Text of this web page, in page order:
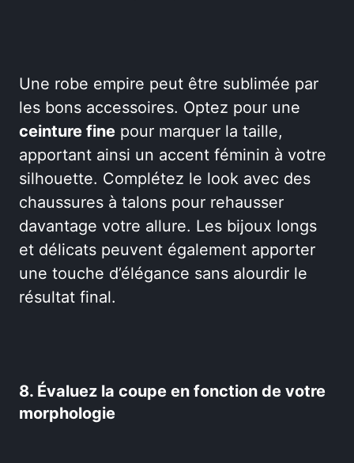
Une robe empire peut être sublimée par
les bons accessoires. Optez pour une
ceinture fine pour marquer la taille,
apportant ainsi un accent féminin à votre
silhouette. Complétez le look avec des
chaussures à talons pour rehausser
davantage votre allure. Les bijoux longs
et délicats peuvent également apporter
une touche d’élégance sans alourdir le
résultat final.
8. Évaluez la coupe en fonction de votre
morphologie